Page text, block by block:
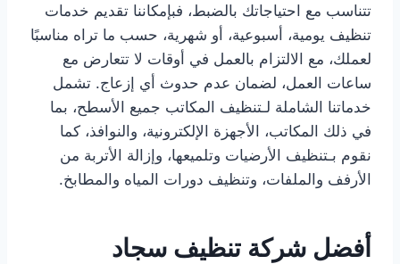
تتناسب مع احتياجاتك بالضبط، فبإمكاننا تقديم خدمات
تنظيف يومية، أسبوعية، أو شهرية، حسب ما تراه مناسبًا
لعملك، مع الالتزام بالعمل في أوقات لا تتعارض مع
ساعات العمل، لضمان عدم حدوث أي إزعاج. تشمل
خدماتنا الشاملة لـتنظيف المكاتب جميع الأسطح، بما
في ذلك المكاتب، الأجهزة الإلكترونية، والنوافذ، كما
نقوم بـتنظيف الأرضيات وتلميعها، وإزالة الأتربة من
الأرفف والملفات، وتنظيف دورات المياه والمطابخ.
أفضل شركة تنظيف سجاد